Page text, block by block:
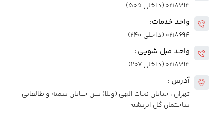
۰۲۱۸۶۹۴ (داخلی ۵۰۵)
واحد خدمات:
۰۲۱۸۶۹۴ (داخلی ۲۴۰)
واحـد مبل شویی :
۰۲۱۸۶۹۴ (داخلی ۲۰۷)
آدرس :
تهران ، خیابان نجات الهی (ویلا) بین خیابان سمیه و طالقانی
ساختمان گل ابریشم